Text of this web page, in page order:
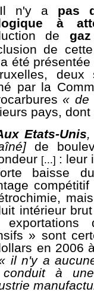
Il n'y a pas
à
de
de
été
deux
par la
« de
pays, dont
Etats-Unis,
de
[...] : leur
baisse
intérieur
» sont
en 2006
il n'y a
à